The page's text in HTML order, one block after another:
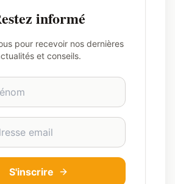
informé
pour recevoir nos dernières
et conseils.
S'inscrire